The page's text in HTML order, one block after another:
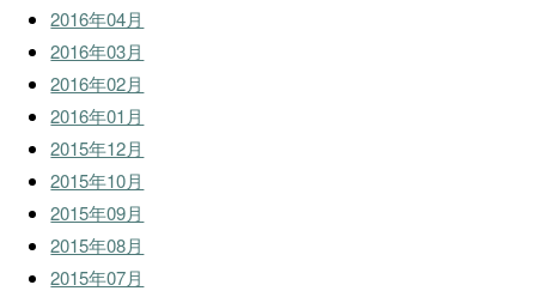
2016年04月
2016年03月
2016年02月
2016年01月
2015年12月
2015年10月
2015年09月
2015年08月
2015年07月